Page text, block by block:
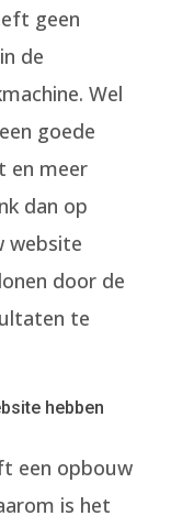
geen
de
Wel
goede
en meer
dan op
website
door de
te
hebben
een opbouw
is het